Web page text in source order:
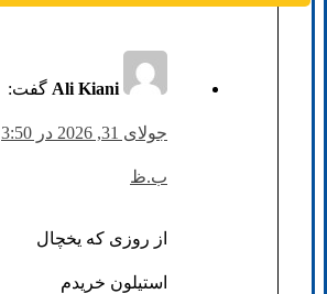
Ali Kiani گفت:
جولای 31, 2026 در 3:50
ب.ظ
از روزی که یخچال
استیلون خریدم